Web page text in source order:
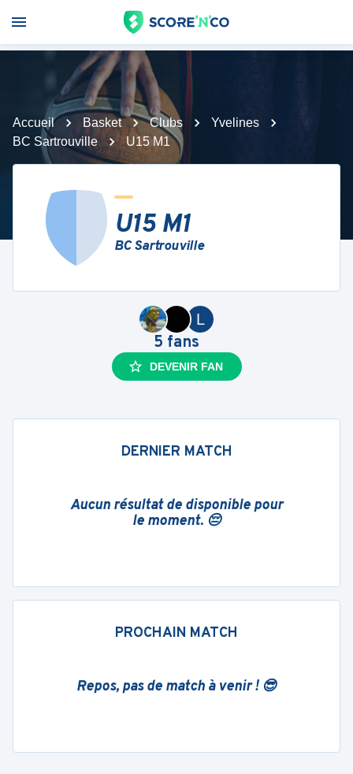
Accueil Basket Clubs
Yvelines
BC Sartrouville
U15 M1
U15 M1
BC Sartrouville
L
5 fans
DEVENIR FAN
DERNIER MATCH
Aucun résultat de disponible pour
le moment. 😔
PROCHAIN MATCH
Repos, pas de match à venir ! 😎